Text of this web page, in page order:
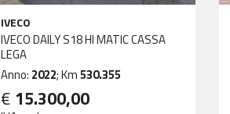
IVECO
IVECO DAILY S18 HI MATIC CASSA
LEGA
Anno: 2022; Km530.355
€ 15.300,00